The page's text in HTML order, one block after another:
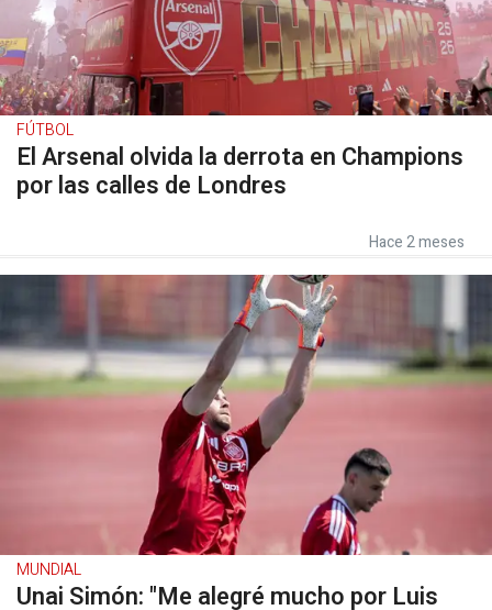
FÚTBOL
El Arsenal olvida la derrota en Champions
por las calles de Londres
Hace 2 meses
MUNDIAL
Unai Simón: "Me alegré mucho por Luis